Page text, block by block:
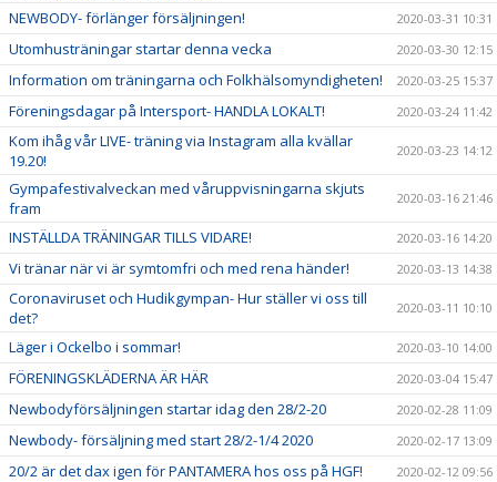
NEWBODY- förlänger försäljningen! 2020-03-31 10:31
Utomhusträningar startar denna vecka 2020-03-30 12:15
Information om träningarna och Folkhälsomyndigheten! 2020-03-25 15:37
Föreningsdagar på Intersport- HANDLA LOKALT! 2020-03-24 11:42
Kom ihåg vår LIVE- träning via Instagram alla kvällar
19.20!
2020-03-23 14:12
Gympafestivalveckan med våruppvisningarna skjuts
fram
2020-03-16 21:46
INSTÄLLDA TRÄNINGAR TILLS VIDARE! 2020-03-16 14:20
Vi tränar när vi är symtomfri och med rena händer! 2020-03-13 14:38
Coronaviruset och Hudikgympan- Hur ställer vi oss till
det?
2020-03-11 10:10
Läger i Ockelbo i sommar! 2020-03-10 14:00
FÖRENINGSKLÄDERNA ÄR HÄR 2020-03-04 15:47
Newbodyförsäljningen startar idag den 28/2-20 2020-02-28 11:09
Newbody- försäljning med start 28/2-1/4 2020 2020-02-17 13:09
20/2 är det dax igen för PANTAMERA hos oss på HGF! 2020-02-12 09:56